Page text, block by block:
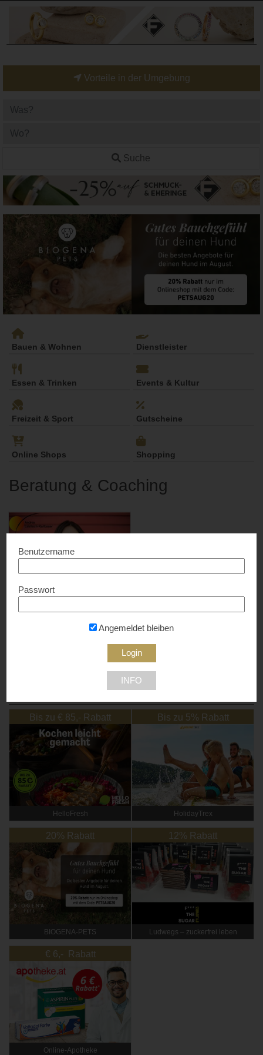
Vorteile in der Umgebung
Suche
Bauen & Wohnen Dienstleister
Essen & Trinken Events & Kultur
Freizeit & Sport Gutscheine
Online Shops Shopping
Beratung & Coaching
Bis zu € 85,- Rabatt
HelloFresh
Bis zu 5% Rabatt
HolidayTrex
20% Rabatt
BIOGENA-PETS
12% Rabatt
Ludwegs – zuckerfrei leben
€ 6,- Rabatt
Online‑Apotheke
Benutzername
Passwort
Angemeldet bleiben
INFO